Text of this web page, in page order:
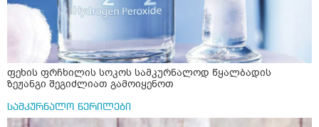
ფეხის ფრჩხილის სოკოს სამკურნალოდ წყალბადის
ზეჟანგი შეგიძლიათ გამოიყენოთ
სამკურნალო წერილები